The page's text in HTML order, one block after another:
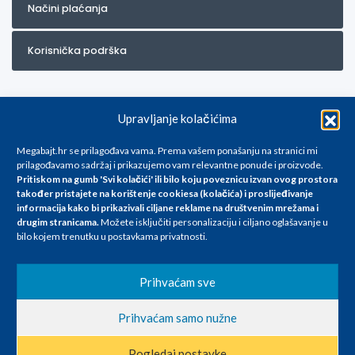
Upravljanje kolačićima
Megabajt.hr se prilagođava vama. Prema vašem ponašanju na stranici mi
prilagođavamo sadržaj i prikazujemo vam relevantne ponude i proizvode.
Pritiskom na gumb 'Svi kolačići' ili bilo koju poveznicu izvan ovog prostora
također pristajete na korištenje cookiesa (kolačića) i proslijeđivanje
informacija kako bi prikazivali ciljane reklame na društvenim mrežama i
drugim stranicama.Možete isključiti personalizaciju i ciljano oglašavanje u
bilo kojem trenutku u postavkama privatnosti.
Prihvaćam sve
Prihvaćam samo nužne
Načini plaćanja
Korisnička podrška
Za artikle kojih trenutno nema u ponudi obratite nam se na
info@megabajt.hr. Sve cijene su informativnog karaktera i podložne su
promjenama, a
iskazane su za avansno plaćanje(gotovina) u Eurima i uključuju PDV. Sve
se razlikovati od cijena u našim poslovnicama. Trudimo se dati što bolji
i točniji opis i sliku. Unatoč tome, ne možemo garantirati da su svi
nastale u opisu proizvoda, greške prilikom štampanja te promjene
cijena.